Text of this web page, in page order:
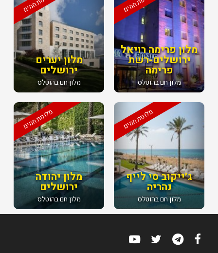
מלון יערים
ירושלים
מלון חם בהוטלס
מלון פרימה רויאל
ירושלים-רשת
פרימה
מלון חם בהוטלס
מלונות חמים
מלון יהודה
ירושלים
מלון חם בהוטלס
מלונות חמים
ג׳ייקוב סי לייף
נהריה
מלון חם בהוטלס